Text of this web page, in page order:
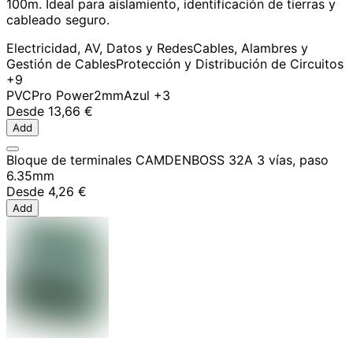
100m. Ideal para aislamiento, identificación de tierras y
cableado seguro.
Electricidad, AV, Datos y RedesCables, Alambres y
Gestión de CablesProtección y Distribución de Circuitos
+9
PVCPro Power2mmAzul +3
Desde 13,66 €
Add
Bloque de terminales CAMDENBOSS 32A 3 vías, paso
6.35mm
Desde 4,26 €
Add